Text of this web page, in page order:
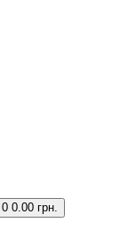
0 0.00 грн.